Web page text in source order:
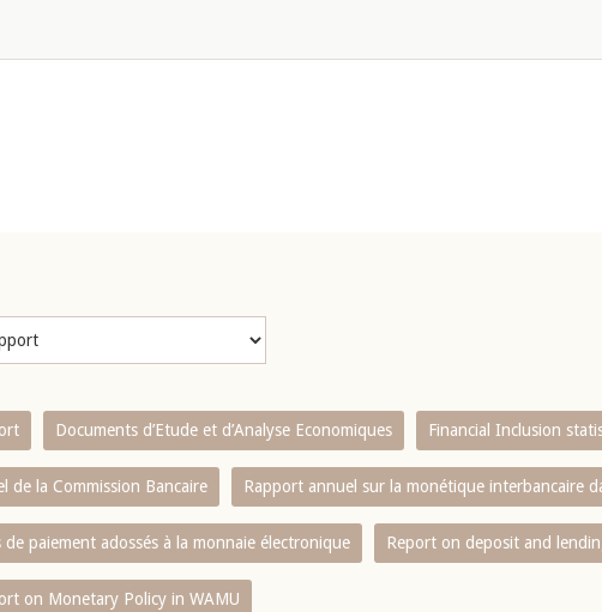
Documents d’Etude et d’Analyse Economiques Financial Inclusion
de la Commission Bancaire Rapport annuel sur la monétique interbancaire
paiement adossés à la monnaie électronique Report on deposit and
on Monetary Policy in WAMU